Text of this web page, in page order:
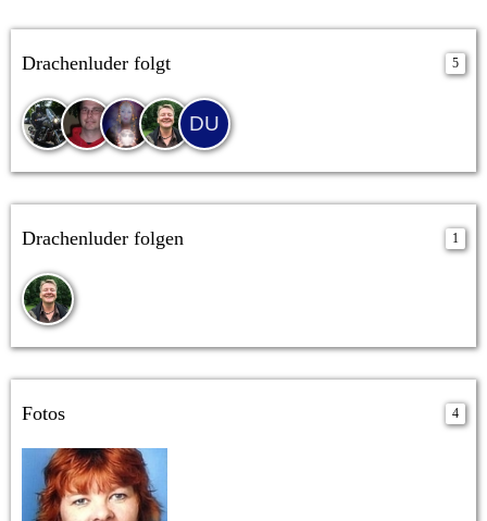
Drachenluder folgt 5
Drachenluder folgen 1
Fotos 4